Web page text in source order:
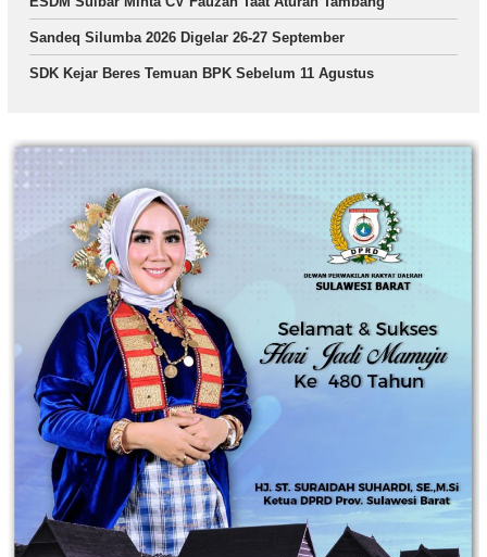
Sandeq Silumba 2026 Digelar 26-27 September
SDK Kejar Beres Temuan BPK Sebelum 11 Agustus